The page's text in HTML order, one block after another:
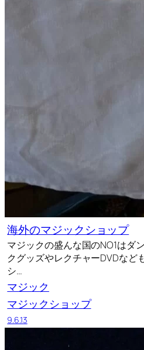
海外のマジックショップ
マジックの盛んな国のNO1はダ
クグッズやレクチャーDVDなど
シ…
マジック
マジックショップ
9.6.13